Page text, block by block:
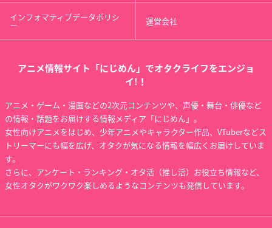
インフォマティブデータポリシ
ー 運営会社
アニメ情報サイト「にじめん」でオタクライフをエンジョ
イ!！
アニメ・ゲーム・漫画などの2次元コンテンツや、声優・舞台・俳優など
の情報・話題をお届けする情報メディア「にじめん」。
女性向けアニメをはじめ、少年アニメやキャラクター作品、VTuberなどス
トリーマーにも幅を広げ、オタクが気になる情報を幅広くお届けしていま
す。
さらに、アンケート・ランキング・オタ活（推し活）お役立ち情報など、
女性オタクがワクワク楽しめるようなコンテンツも発信しています。